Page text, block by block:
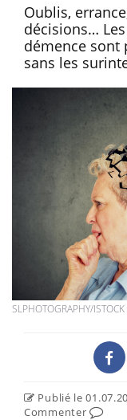
Oublis,
décisions…
démence
sans les
SLPHOTOGRAPHY/ISTOCK
Publié le
Commenter